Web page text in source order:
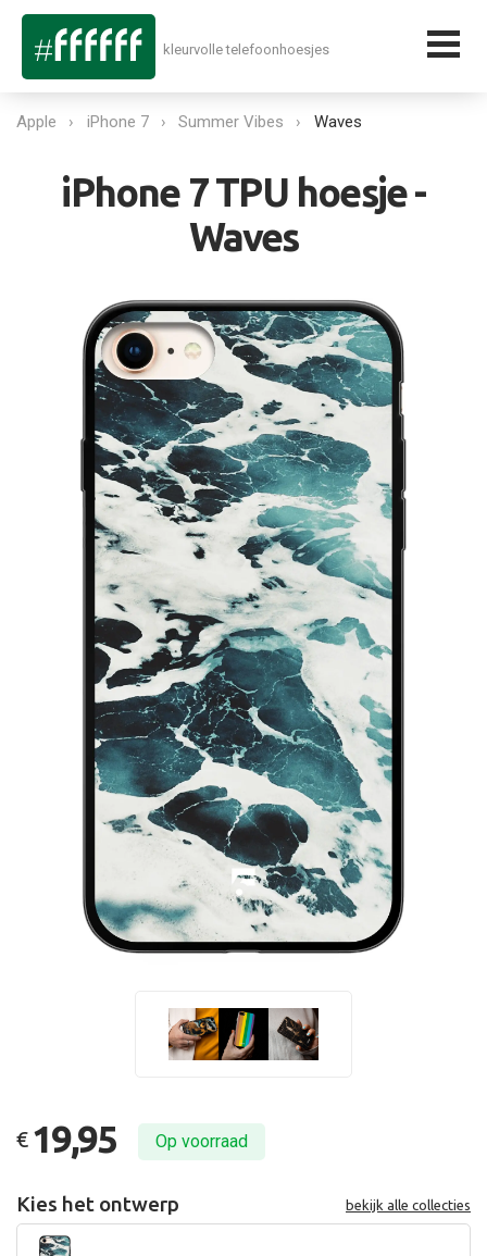
kleurvolle telefoonhoesjes
Apple iPhone 7 Summer Vibes Waves
iPhone 7 TPU hoesje -
Waves
€ 19,95 Op voorraad
Kies het ontwerp bekijk alle collecties